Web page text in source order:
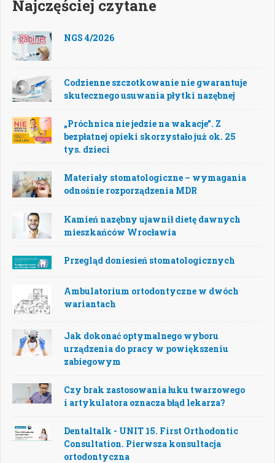
Najczęściej czytane
NGS 4/2026
Codzienne szczotkowanie nie gwarantuje
skutecznego usuwania płytki nazębnej
„Próchnica nie jedzie na wakacje”. Z
bezpłatnej opieki skorzystało już ok. 25
tys. dzieci
Materiały stomatologiczne – wymagania
odnośnie rozporządzenia MDR
Kamień nazębny ujawnił dietę dawnych
mieszkańców Wrocławia
Przegląd doniesień stomatologicznych
Ambulatorium ortodontyczne w dwóch
wariantach
Jak dokonać optymalnego wyboru
urządzenia do pracy w powiększeniu
zabiegowym
Czy brak zastosowania łuku twarzowego
i artykulatora oznacza błąd lekarza?
Dentaltalk - UNIT 15. First Orthodontic
Consultation. Pierwsza konsultacja
ortodontyczna